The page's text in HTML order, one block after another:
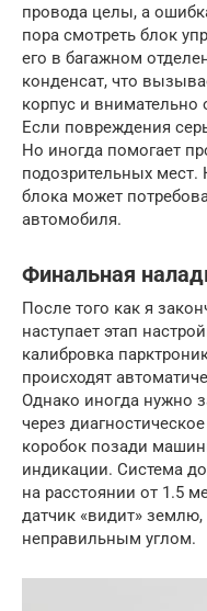
провода целы, а
пора смотреть блок
его в багажном
конденсат, что
корпус и
Если повреждения
Но иногда помогает
подозрительных мест.
блока может
автомобиля.
Финальная
После того как я
наступает этап
калибровка
происходят
Однако иногда нужно
через
коробок позади
индикации. Система
на расстоянии от 1.5
датчик «видит»
неправильным углом.